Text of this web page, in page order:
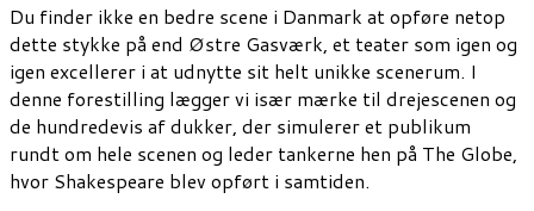
Du finder ikke en bedre scene i Danmark at opføre netop
dette stykke på end Østre Gasværk, et teater som igen og
igen excellerer i at udnytte sit helt unikke scenerum. I
denne forestilling lægger vi især mærke til drejescenen og
de hundredevis af dukker, der simulerer et publikum
rundt om hele scenen og leder tankerne hen på The Globe,
hvor Shakespeare blev opført i samtiden.